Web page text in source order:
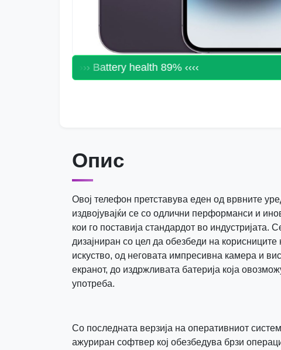
›››› Battery health 89% ‹‹‹‹
Опис
Овој телефон претставува еден од врвните
издвојувајќи се со одлични перформанси и
кои го поставија стандардот во индустријата.
дизајниран со цел да обезбеди на
искуство, од неговата импресивна камера и
екранот, до издржливата батерија која
употреба.
Со последната верзија на оперативниот
ажуриран софтвер кој обезбедува брзи